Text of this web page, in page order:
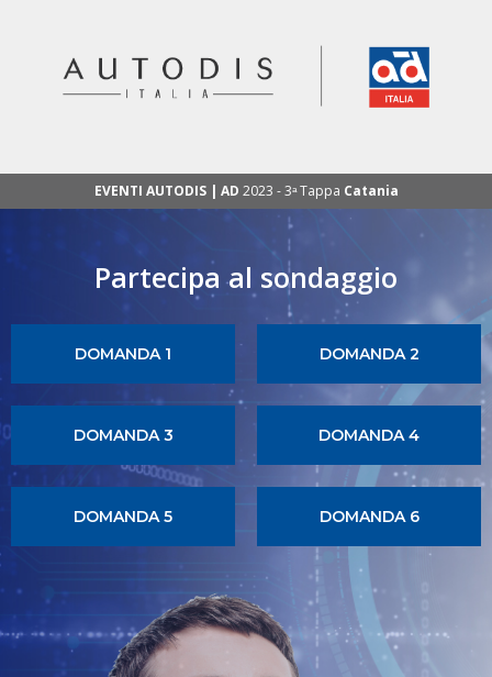
EVENTI AUTODIS | AD 2023 - 3ᵃ Tappa Catania
Partecipa al sondaggio
DOMANDA 1 DOMANDA 2
DOMANDA 3 DOMANDA 4
DOMANDA 5 DOMANDA 6